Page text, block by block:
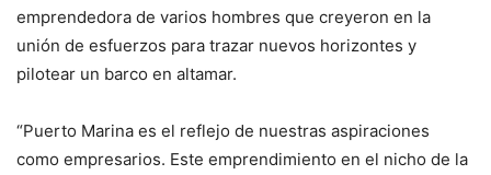
emprendedora de varios hombres que creyeron en la
unión de esfuerzos para trazar nuevos horizontes y
pilotear un barco en altamar.
“Puerto Marina es el reflejo de nuestras aspiraciones
como empresarios. Este emprendimiento en el nicho de la